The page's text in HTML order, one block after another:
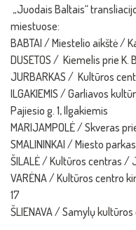
„Juodais Baltais“
miestuose:
BABTAI / Miestelio aikštė /
DUSETOS / Kiemelis prie
JURBARKAS / Kultūros
ILGAKIEMIS / Garliavos
Pajiesio g. 1, Ilgakiemis
MARIJAMPOLĖ / Skveras
SMALININKAI / Miesto
ŠILALĖ / Kultūros centras /
VARĖNA / Kultūros centro
17
ŠLIENAVA / Samylų